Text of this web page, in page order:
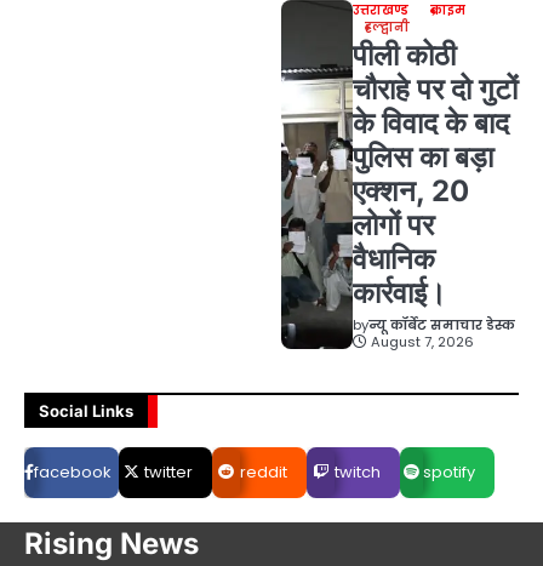
उत्तराखण्ड
क्राइम
हल्द्वानी
पीली कोठी
चौराहे पर दो गुटों
के विवाद के बाद
पुलिस का बड़ा
एक्शन, 20
लोगों पर
वैधानिक
कार्रवाई।
byन्यू कॉर्बेट समाचार डेस्क
August 7, 2026
Social Links
facebook twitter reddit twitch spotify
Rising News